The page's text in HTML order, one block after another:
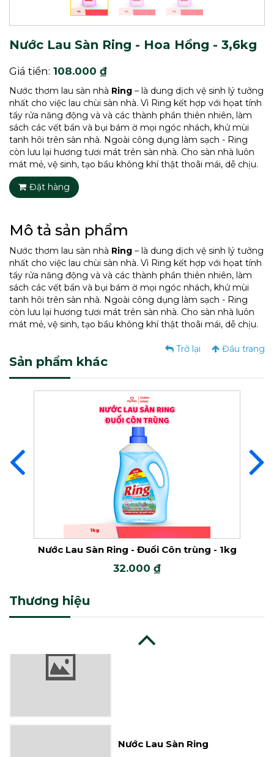
Nước Lau Sàn Ring - Hoa Hồng - 3,6kg
Giá tiền: 108.000 ₫
Nước thơm lau sàn nhà Ring – là dung dịch vệ sinh lý tưởng
nhất cho việc lau chùi sàn nhà. Vì Ring kết hợp với họat tính
tẩy rửa năng động và và các thành phần thiên nhiên, làm
sách các vết bẩn và bụi bám ờ mọi ngóc nhách, khử mùi
tanh hôi trên sàn nhà. Ngoài công dụng làm sạch - Ring
còn lưu lại hương tươi mát trên sàn nhà. Cho sàn nhà luôn
mát mẻ, vệ sinh, tạo bầu không khí thật thoãi mái, dễ chịu.
Đặt hàng
Mô tả sản phẩm
Nước thơm lau sàn nhà Ring – là dung dịch vệ sinh lý tưởng
nhất cho việc lau chùi sàn nhà. Vì Ring kết hợp với họat tính
tẩy rửa năng động và và các thành phần thiên nhiên, làm
sách các vết bẩn và bụi bám ờ mọi ngóc nhách, khử mùi
tanh hôi trên sàn nhà. Ngoài công dụng làm sạch - Ring
còn lưu lại hương tươi mát trên sàn nhà. Cho sàn nhà luôn
mát mẻ, vệ sinh, tạo bầu không khí thật thoãi mái, dễ chịu.
Trở lại Đầu trang
Sản phẩm khác
Lau Sàn Ring - Đuổi Côn trùng - 1kg Nước Lau Sàn
Thương hiệu
Nước Lau Sàn Ring